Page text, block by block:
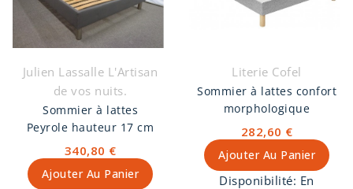
Julien Lassalle L'Artisan
de vos nuits.
Sommier à lattes
Peyrole hauteur 17 cm
340,80 €
Ajouter Au Panier
Literie Cofel
Sommier à lattes confort
morphologique
282,60 €
Ajouter Au Panier
Disponibilité: En